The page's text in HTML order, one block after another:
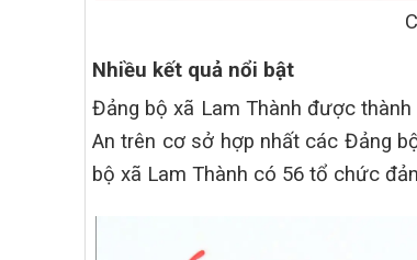
Nhiều kết quả nổi bật
Đảng bộ xã Lam Thành được
An trên cơ sở hợp nhất các Đảng
bộ xã Lam Thành có 56 tổ chức